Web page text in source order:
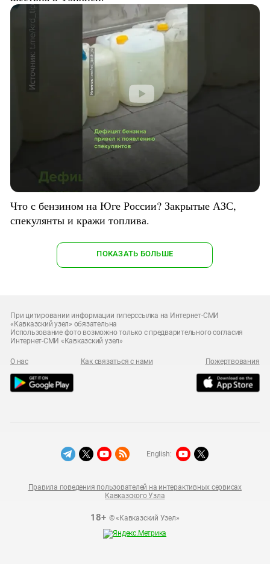
Что с бензином на Юге России? Закрытые АЗС,
спекулянты и кражи топлива.
ПОКАЗАТЬ БОЛЬШЕ
При цитировании информации гиперссылка на Интернет-СМИ
«Кавказский узел» обязательна
Использование фото возможно только с предварительного согласия
Интернет-СМИ «Кавказский узел»
О нас Как связаться с нами Пожертвования
18+© «Кавказский Узел»
Правила поведения пользователей на интерактивных сервисах
Кавказского Узла
English: